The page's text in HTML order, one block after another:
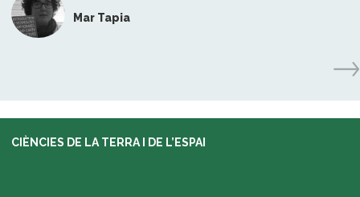
Mar Tapia
CIÈNCIES DE LA TERRA I DE L’ESPAI